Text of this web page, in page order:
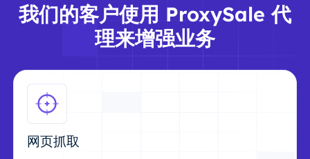
我们的客户使用 ProxySale 代
理来增强业务
网页抓取